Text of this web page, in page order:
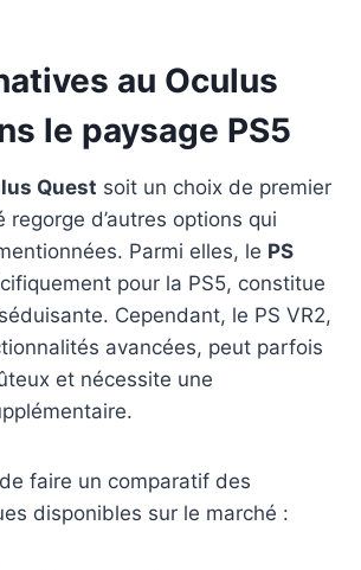
au Oculus
le paysage PS5
Quest soit un choix de premier
regorge d’autres options qui
Parmi elles, le PS
pour la PS5, constitue
Cependant, le PS VR2,
avancées, peut parfois
et nécessite une
faire un comparatif des
disponibles sur le marché :